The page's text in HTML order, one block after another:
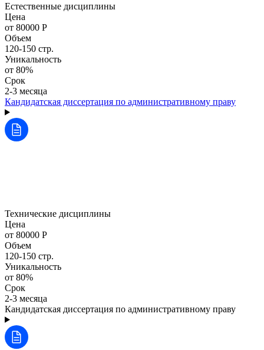
Естественные дисциплины
Цена
от 80000 Р
Объем
120-150 стр.
Уникальность
от 80%
Срок
2-3 месяца
Кандидатская диссертация по административному праву
Технические дисциплины
Цена
от 80000 Р
Объем
120-150 стр.
Уникальность
от 80%
Срок
2-3 месяца
Кандидатская диссертация по административному праву